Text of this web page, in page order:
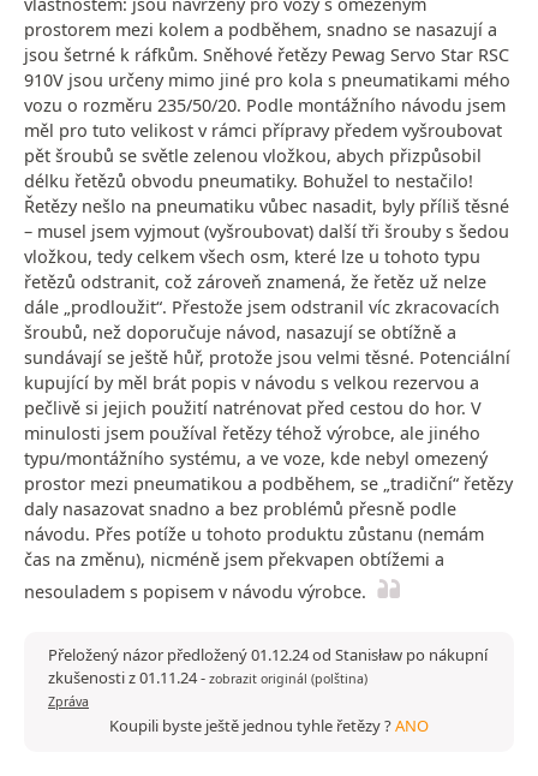
vlastnostem: jsou navrženy pro vozy s omezeným
prostorem mezi kolem a podběhem, snadno se nasazují a
jsou šetrné k ráfkům. Sněhové řetězy Pewag Servo Star RSC
910V jsou určeny mimo jiné pro kola s pneumatikami mého
vozu o rozměru 235/50/20. Podle montážního návodu jsem
měl pro tuto velikost v rámci přípravy předem vyšroubovat
pět šroubů se světle zelenou vložkou, abych přizpůsobil
délku řetězů obvodu pneumatiky. Bohužel to nestačilo!
Řetězy nešlo na pneumatiku vůbec nasadit, byly příliš těsné
– musel jsem vyjmout (vyšroubovat) další tři šrouby s šedou
vložkou, tedy celkem všech osm, které lze u tohoto typu
řetězů odstranit, což zároveň znamená, že řetěz už nelze
dále „prodloužit“. Přestože jsem odstranil víc zkracovacích
šroubů, než doporučuje návod, nasazují se obtížně a
sundávají se ještě hůř, protože jsou velmi těsné. Potenciální
kupující by měl brát popis v návodu s velkou rezervou a
pečlivě si jejich použití natrénovat před cestou do hor. V
minulosti jsem používal řetězy téhož výrobce, ale jiného
typu/montážního systému, a ve voze, kde nebyl omezený
prostor mezi pneumatikou a podběhem, se „tradiční“ řetězy
daly nasazovat snadno a bez problémů přesně podle
návodu. Přes potíže u tohoto produktu zůstanu (nemám
čas na změnu), nicméně jsem překvapen obtížemi a
nesouladem s popisem v návodu výrobce.
Přeložený názor předložený 01.12.24 od Stanisław po nákupní
zkušenosti z 01.11.24- zobrazit originál (polština)
Zpráva
Koupili byste ještě jednou tyhle řetězy ?ANO